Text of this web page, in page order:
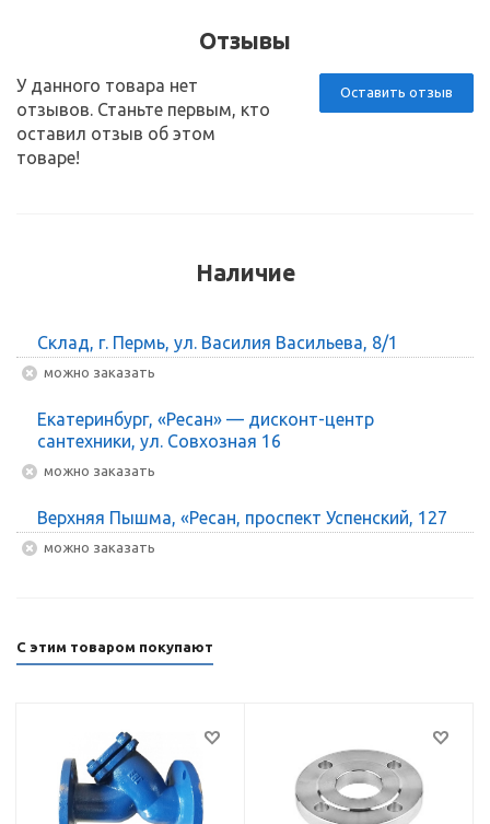
Отзывы
Оставить отзыв
У данного товара нет
отзывов. Станьте первым, кто
оставил отзыв об этом
товаре!
Наличие
Склад, г. Пермь, ул. Василия Васильева, 8/1
Можно заказать
Екатеринбург, «Ресан» — дисконт-центр
сантехники, ул. Совхозная 16
Можно заказать
Верхняя Пышма, «Ресан, проспект Успенский, 127
Можно заказать
С этим товаром покупают